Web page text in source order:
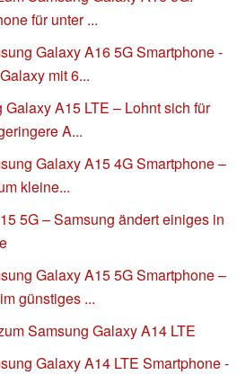
für unter ...
Galaxy A16 5G Smartphone -
mit 6...
Galaxy A15 LTE – Lohnt sich für
A...
Galaxy A15 4G Smartphone –
kleine...
5G – Samsung ändert einiges in
Galaxy A15 5G Smartphone –
günstiges ...
Samsung Galaxy A14 LTE
Galaxy A14 LTE Smartphone -